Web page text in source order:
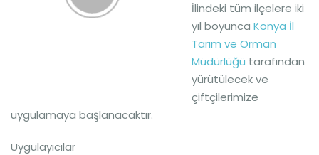
İlindeki tüm ilçelere iki
yıl boyunca Konya İl
Tarım ve Orman
Müdürlüğü tarafından
yürütülecek ve
çiftçilerimize
uygulamaya başlanacaktır.
Uygulayıcılar